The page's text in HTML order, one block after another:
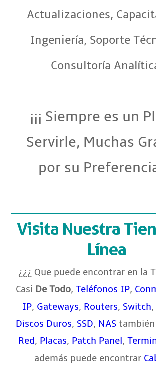
Actualizaciones,
Ingeniería, Soporte
Consultoría
¡¡¡ Siempre es un
Servirle, Muchas
por su
Visita Nuestra
Línea
¿¿¿ Que puede encontrar en la
Casi De Todo, Teléfonos IP,
IP, Gateways, Routers, Switch,
Discos Duros, SSD, NAStambién
Red, Placas, Patch Panel,
además puede encontrar